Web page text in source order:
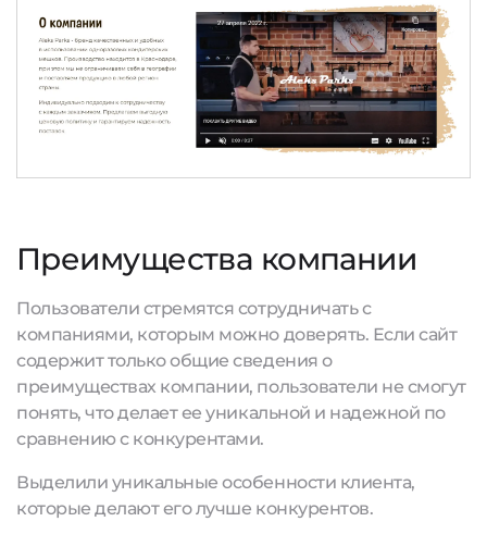
Преимущества компании
Пользователи стремятся сотрудничать с
компаниями, которым можно доверять. Если сайт
содержит только общие сведения о
преимуществах компании, пользователи не смогут
понять, что делает ее уникальной и надежной по
сравнению с конкурентами.
Выделили уникальные особенности клиента,
которые делают его лучше конкурентов.